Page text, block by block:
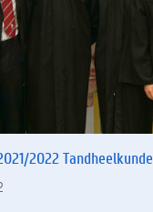
2022 Tandheelkunde